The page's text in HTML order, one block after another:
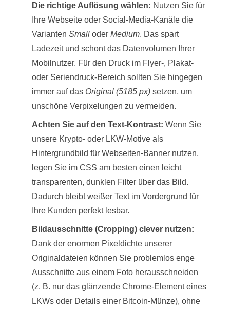
Die richtige Auflösung wählen: Nutzen Sie für
Ihre Webseite oder Social-Media-Kanäle die
Varianten Small oder Medium. Das spart
Ladezeit und schont das Datenvolumen Ihrer
Mobilnutzer. Für den Druck im Flyer-, Plakat-
oder Seriendruck-Bereich sollten Sie hingegen
immer auf das Original (5185 px) setzen, um
unschöne Verpixelungen zu vermeiden.
Achten Sie auf den Text-Kontrast: Wenn Sie
unsere Krypto- oder LKW-Motive als
Hintergrundbild für Webseiten-Banner nutzen,
legen Sie im CSS am besten einen leicht
transparenten, dunklen Filter über das Bild.
Dadurch bleibt weißer Text im Vordergrund für
Ihre Kunden perfekt lesbar.
Bildausschnitte (Cropping) clever nutzen:
Dank der enormen Pixeldichte unserer
Originaldateien können Sie problemlos enge
Ausschnitte aus einem Foto herausschneiden
(z. B. nur das glänzende Chrome-Element eines
LKWs oder Details einer Bitcoin-Münze), ohne